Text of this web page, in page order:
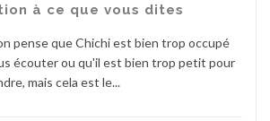
à ce que vous dites
pense que Chichi est bien trop occupé
écouter ou qu'il est bien trop petit pour
mais cela est le...